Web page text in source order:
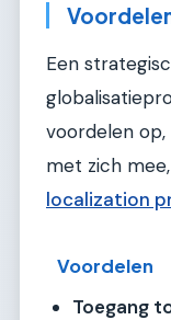
Een
voordelen
met zich
localization
Voordelen
Toegang